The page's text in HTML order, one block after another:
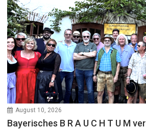
August 10, 2026
Bayerisches B R A U C H T U M